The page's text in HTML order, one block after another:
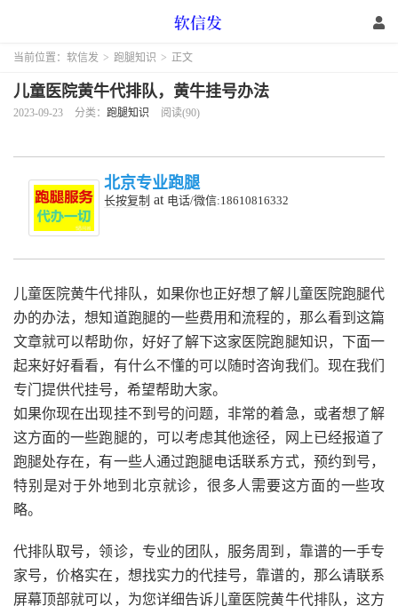
当前位置： 软信发 > 跑腿知识 > 正文
儿童医院黄牛代排队，黄牛挂号办法
2023-09-23 分类： 跑腿知识 阅读(90)
北京专业跑腿
长按复制 at 电话/微信:18610816332
儿童医院黄牛代排队，如果你也正好想了解儿童医院跑腿代
办的办法，想知道跑腿的一些费用和流程的，那么看到这篇
文章就可以帮助你，好好了解下这家医院跑腿知识，下面一
起来好好看看，有什么不懂的可以随时咨询我们。现在我们
专门提供代挂号，希望帮助大家。
如果你现在出现挂不到号的问题，非常的着急，或者想了解
这方面的一些跑腿的，可以考虑其他途径，网上已经报道了
跑腿处存在，有一些人通过跑腿电话联系方式，预约到号，
特别是对于外地到北京就诊，很多人需要这方面的一些攻
略。
代排队取号，领诊，专业的团队，服务周到，靠谱的一手专
家号，价格实在，想找实力的代挂号，靠谱的，那么请联系
屏幕顶部就可以，为您详细告诉儿童医院黄牛代排队，这方